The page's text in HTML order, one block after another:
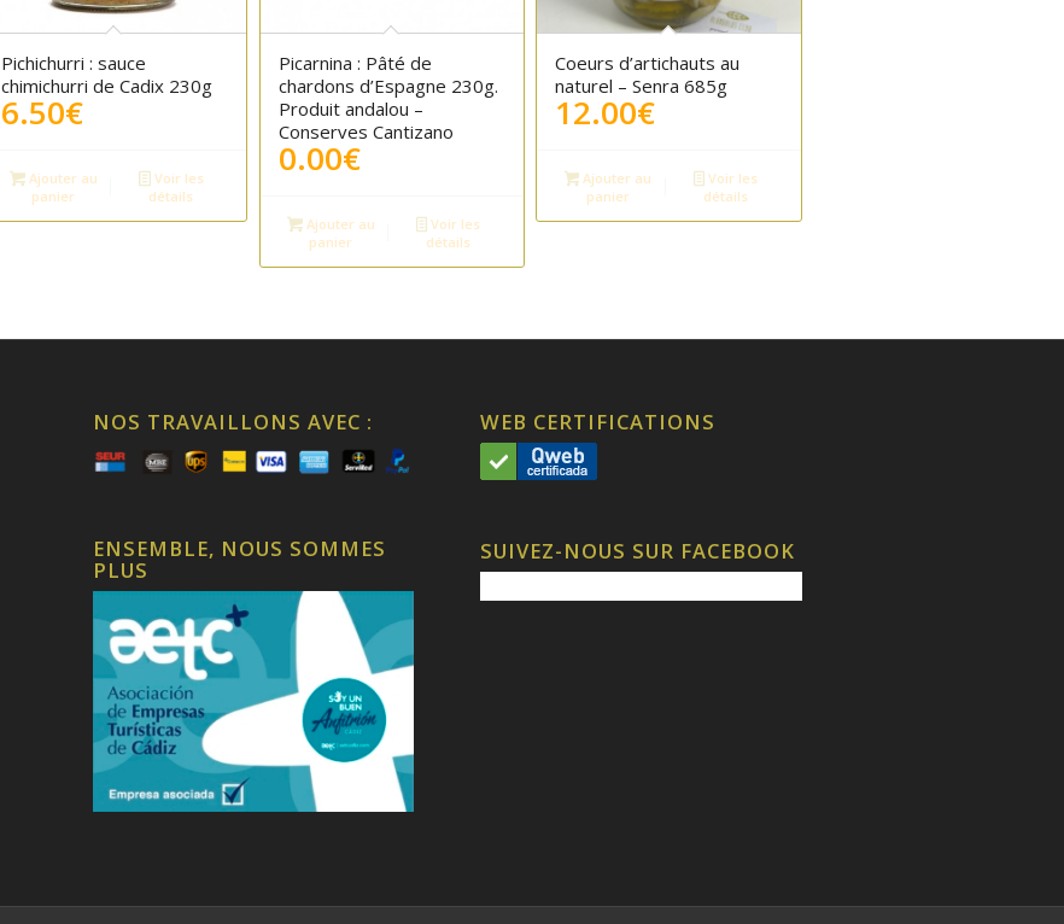
Pichichurri : sauce
chimichurri de Cadix 230g
6.50€
Ajouter au
panier
Voir les
détails
Picarnina : Pâté de
chardons d’Espagne 230g.
Produit andalou –
Conserves Cantizano
0.00€
Ajouter au
panier
Voir les
détails
Coeurs d’artichauts au
naturel – Senra 685g
12.00€
Ajouter au
panier
Voir les
détails
NOS TRAVAILLONS AVEC :
ENSEMBLE, NOUS SOMMES
PLUS
WEB CERTIFICATIONS
SUIVEZ-NOUS SUR FACEBOOK